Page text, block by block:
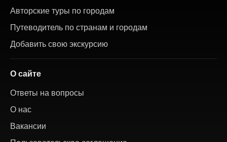
Авторские туры по городам
Путеводитель по странам и городам
Добавить свою экскурсию
О сайте
Ответы на вопросы
О нас
Вакансии